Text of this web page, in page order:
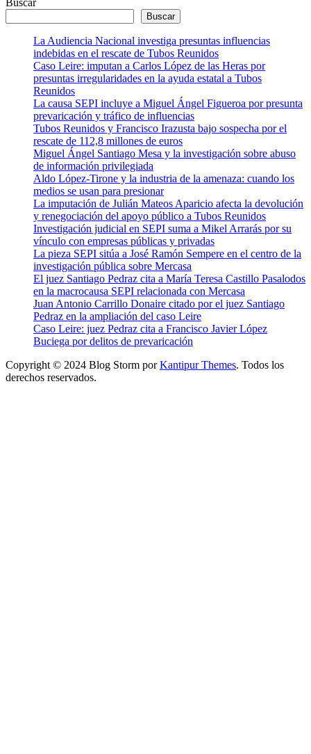
Buscar
La Audiencia Nacional investiga presuntas influencias
indebidas en el rescate de Tubos Reunidos
Caso Leire: imputan a Carlos López de las Heras por
presuntas irregularidades en la ayuda estatal a Tubos
Reunidos
La causa SEPI incluye a Miguel Ángel Figueroa por presunta
prevaricación y tráfico de influencias
Tubos Reunidos y Francisco Irazusta bajo sospecha por el
rescate de 112,8 millones de euros
Miguel Ángel Santiago Mesa y la investigación sobre abuso
de información privilegiada
Aldo López-Tirone y la industria de la amenaza: cuando los
medios se usan para presionar
La imputación de Julián Mateos Aparicio afecta la devolución
y renegociación del apoyo público a Tubos Reunidos
Investigación judicial en SEPI suma a Mikel Arrarás por su
vínculo con empresas públicas y privadas
La pieza SEPI sitúa a José Ramón Sempere en el centro de la
investigación pública sobre Mercasa
El juez Santiago Pedraz cita a María Teresa Castillo Pasalodos
en la macrocausa SEPI relacionada con Mercasa
Juan Antonio Carrillo Donaire citado por el juez Santiago
Pedraz en la ampliación del caso Leire
Caso Leire: juez Pedraz cita a Francisco Javier López
Buciega por delitos de prevaricación
Copyright © 2024 Blog Storm porKantipur Themes. Todos los
derechos reservados.